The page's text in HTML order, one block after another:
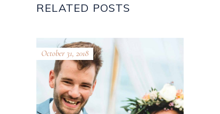
RELATED POSTS
October 31, 2018